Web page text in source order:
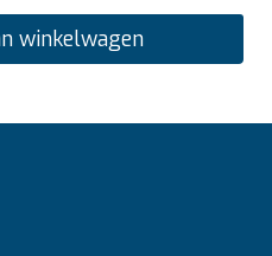
winkelwagen